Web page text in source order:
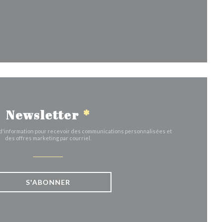
fenêtre))
Newsletter *
pour recevoir des communications personnalisées et
des offres marketing par courriel.
S'ABONNER